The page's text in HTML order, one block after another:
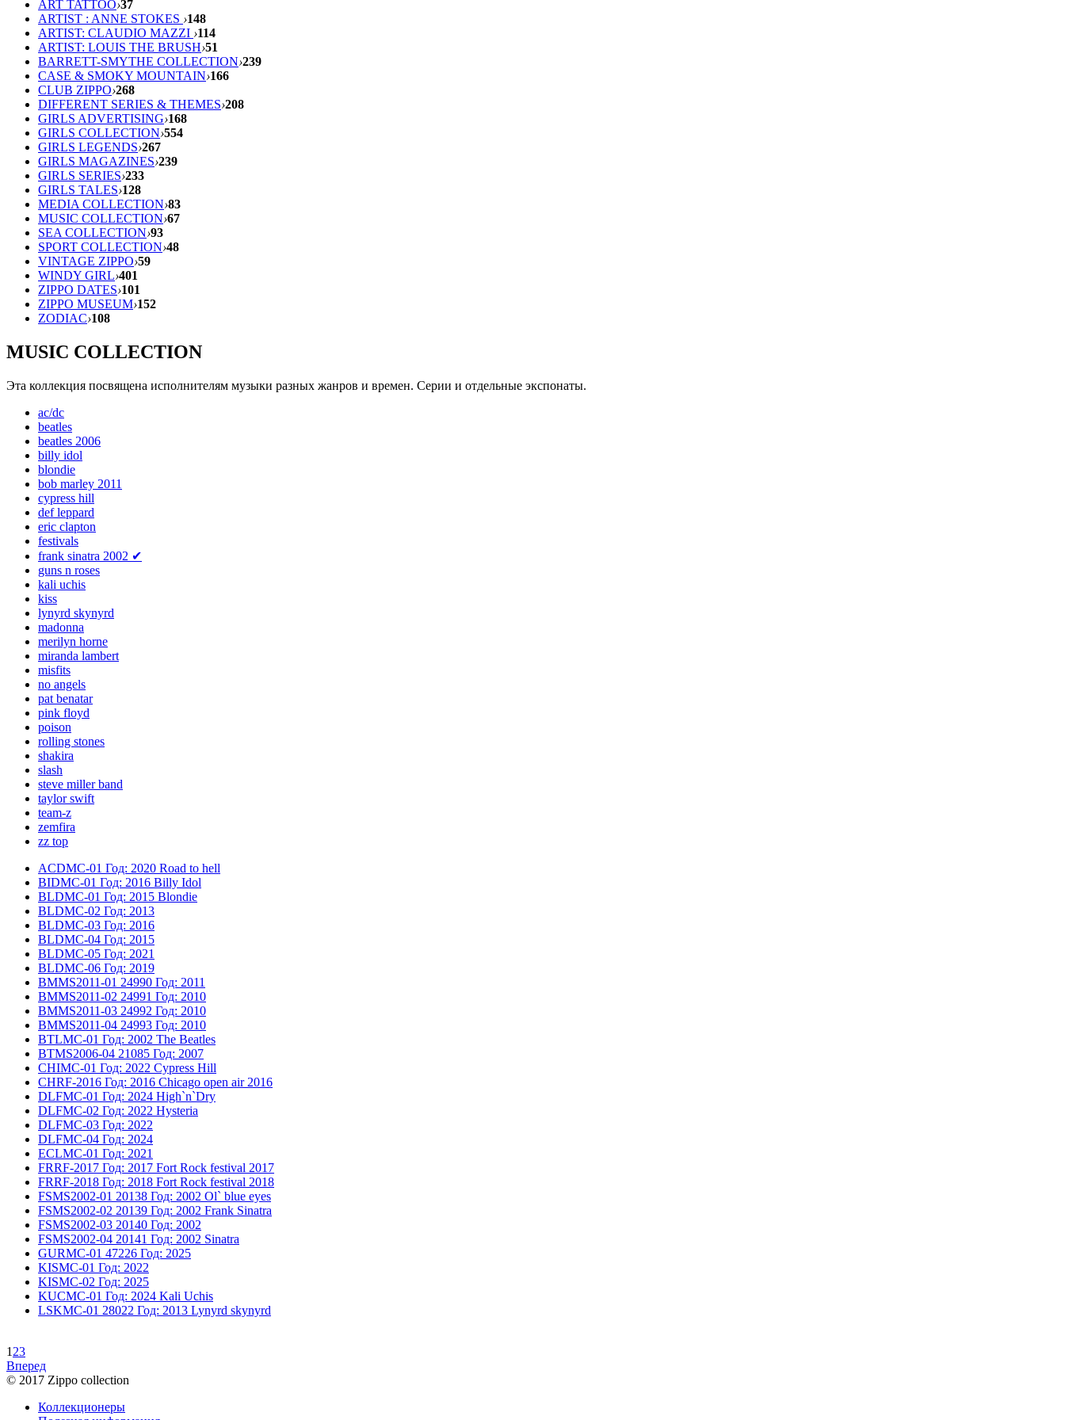
ART TATTOO›37
ARTIST : ANNE STOKES ›148
ARTIST: CLAUDIO MAZZI ›114
ARTIST: LOUIS THE BRUSH›51
BARRETT-SMYTHE COLLECTION›239
CASE & SMOKY MOUNTAIN›166
CLUB ZIPPO›268
DIFFERENT SERIES & THEMES›208
GIRLS ADVERTISING›168
GIRLS COLLECTION›554
GIRLS LEGENDS›267
GIRLS MAGAZINES›239
GIRLS SERIES›233
GIRLS TALES›128
MEDIA COLLECTION›83
MUSIC COLLECTION›67
SEA COLLECTION›93
SPORT COLLECTION›48
VINTAGE ZIPPO›59
WINDY GIRL›401
ZIPPO DATES›101
ZIPPO MUSEUM›152
ZODIAC›108
MUSIC COLLECTION
Эта коллекция посвящена исполнителям музыки разных жанров и времен. Серии и отдельные экспонаты.
ac/dc
beatles
beatles 2006
billy idol
blondie
bob marley 2011
cypress hill
def leppard
eric clapton
festivals
frank sinatra 2002 ✔
guns n roses
kali uchis
kiss
lynyrd skynyrd
madonna
merilyn horne
miranda lambert
misfits
no angels
pat benatar
pink floyd
poison
rolling stones
shakira
slash
steve miller band
taylor swift
team-z
zemfira
zz top
ACDMC-01 Год: 2020 Road to hell
BIDMC-01 Год: 2016 Billy Idol
BLDMC-01 Год: 2015 Blondie
BLDMC-02 Год: 2013
BLDMC-03 Год: 2016
BLDMC-04 Год: 2015
BLDMC-05 Год: 2021
BLDMC-06 Год: 2019
BMMS2011-01 24990 Год: 2011
BMMS2011-02 24991 Год: 2010
BMMS2011-03 24992 Год: 2010
BMMS2011-04 24993 Год: 2010
BTLMC-01 Год: 2002 The Beatles
BTMS2006-04 21085 Год: 2007
CHIMC-01 Год: 2022 Cypress Hill
CHRF-2016 Год: 2016 Chicago open air 2016
DLFMC-01 Год: 2024 High`n`Dry
DLFMC-02 Год: 2022 Hysteria
DLFMC-03 Год: 2022
DLFMC-04 Год: 2024
ECLMC-01 Год: 2021
FRRF-2017 Год: 2017 Fort Rock festival 2017
FRRF-2018 Год: 2018 Fort Rock festival 2018
FSMS2002-01 20138 Год: 2002 Ol` blue eyes
FSMS2002-02 20139 Год: 2002 Frank Sinatra
FSMS2002-03 20140 Год: 2002
FSMS2002-04 20141 Год: 2002 Sinatra
GURMC-01 47226 Год: 2025
KISMC-01 Год: 2022
KISMC-02 Год: 2025
KUCMC-01 Год: 2024 Kali Uchis
LSKMC-01 28022 Год: 2013 Lynyrd skynyrd
1 23
Вперед
© 2017 Zippo collection
Коллекционеры